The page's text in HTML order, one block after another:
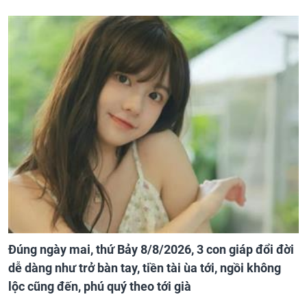
Đúng ngày mai, thứ Bảy 8/8/2026, 3 con giáp đổi đời
dễ dàng như trở bàn tay, tiền tài ùa tới, ngồi không
lộc cũng đến, phú quý theo tới già